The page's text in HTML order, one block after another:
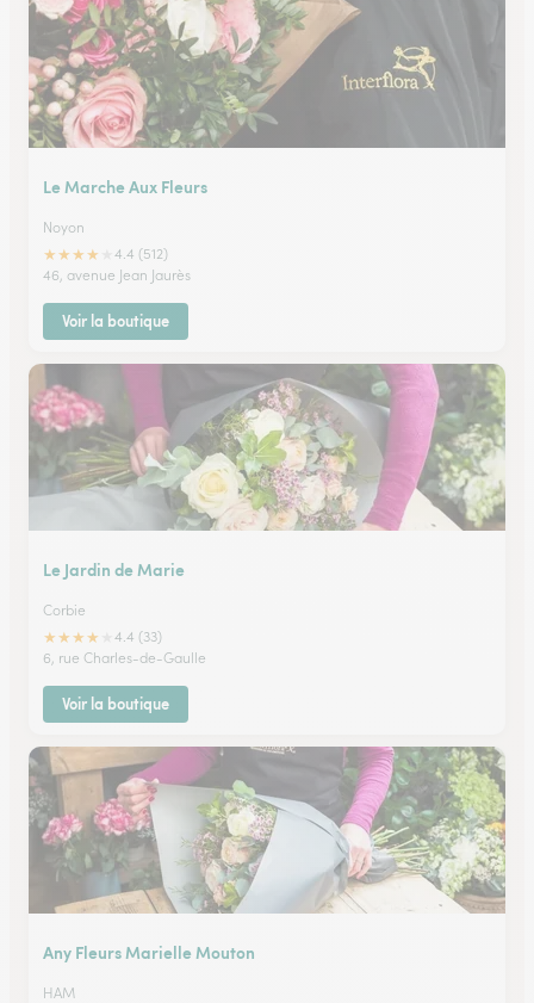
Le Marche Aux Fleurs
Noyon
★★★★
4.4 (512)
46, avenue Jean Jaurès
Voir la boutique
Le Jardin de Marie
Corbie
★★★★
4.4 (33)
6, rue Charles-de-Gaulle
Voir la boutique
Any Fleurs Marielle Mouton
HAM